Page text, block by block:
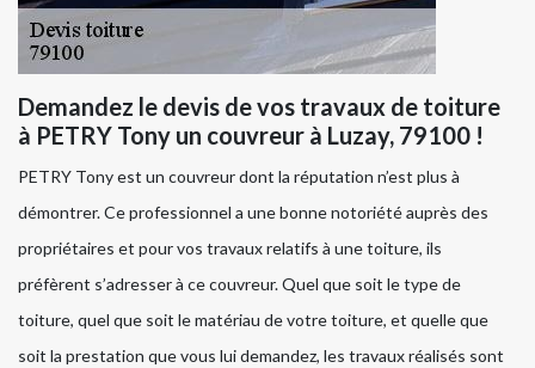
Demandez le devis de vos travaux de toiture
à PETRY Tony un couvreur à Luzay, 79100 !
PETRY Tony est un couvreur dont la réputation n’est plus à
démontrer. Ce professionnel a une bonne notoriété auprès des
propriétaires et pour vos travaux relatifs à une toiture, ils
préfèrent s’adresser à ce couvreur. Quel que soit le type de
toiture, quel que soit le matériau de votre toiture, et quelle que
soit la prestation que vous lui demandez, les travaux réalisés sont